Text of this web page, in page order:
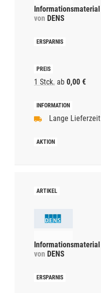
von DENS
1 Stck. ab 0,00 €
Lange Lieferzeit
von DENS